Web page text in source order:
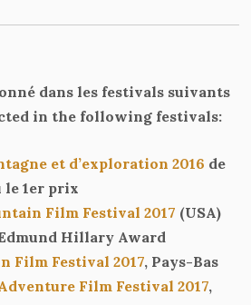
dans les festivals suivants
in the following festivals:
et d’exploration 2016 de
le 1er prix
Film Festival 2017 (USA)
Hillary Award
Film Festival 2017, Pays-Bas
Film Festival 2017,